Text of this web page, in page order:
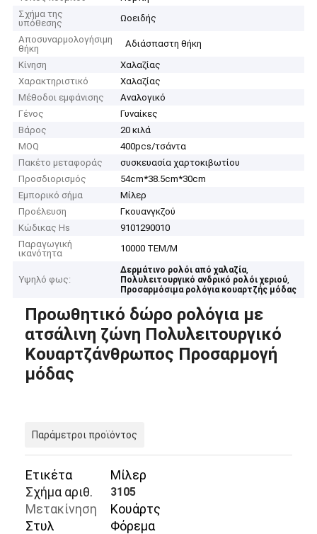
Σχήμα της
υπόθεσης
Ωοειδής
Αποσυναρμολογήσιμη
θήκη
Αδιάσπαστη θήκη
Κίνηση
Χαλαζίας
Χαρακτηριστικό
Χαλαζίας
Μέθοδοι εμφάνισης
Αναλογικό
Γένος
Γυναίκες
Βάρος
20 κιλά
MOQ
400pcs/τσάντα
Πακέτο μεταφοράς
συσκευασία χαρτοκιβωτίου
Προσδιορισμός
54cm*38.5cm*30cm
Εμπορικό σήμα
Μίλερ
Προέλευση
Γκουανγκζού
Κώδικας Hs
9101290010
Παραγωγική
ικανότητα
10000 ΤΕΜ/Μ
Υψηλό φως:
Δερμάτινο ρολόι από χαλαζία,
Πολυλειτουργικό ανδρικό ρολόι χεριού,
Προσαρμόσιμα ρολόγια κουαρτζής μόδας
Προωθητικό δώρο ρολόγια με
ατσάλινη ζώνη Πολυλειτουργικό
Κουαρτζάνθρωπος Προσαρμογή
μόδας
Παράμετροι προϊόντος
Ετικέτα
Μίλερ
Σχήμα αριθ.
3105
Μετακίνηση
Κουάρτς
Στυλ
Φόρεμα